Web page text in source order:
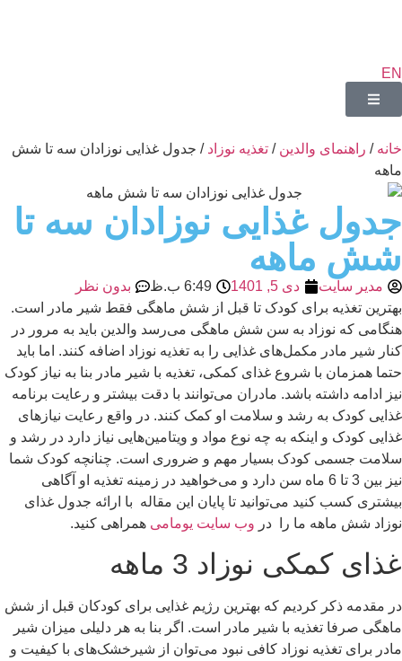
EN
خانه / راهنمای والدین / تغذیه نوزاد / جدول غذایی نوزادان سه تا شش
ماهه
جدول غذایی نوزادان سه تا
شش ماهه
مدیر سایت دی 5, 1401 6:49 ب.ظ
بدون نظر
بهترین تغذیه برای کودک تا قبل از شش ماهگی فقط شیر مادر است.
هنگامی که نوزاد به سن شش ماهگی می‌رسد والدین باید به مرور در
کنار شیر مادر مکمل‌های غذایی را به تغذیه نوزاد اضافه کنند. اما باید
حتما همزمان با شروع غذای کمکی، تغذیه با شیر مادر بنا به نیاز کودک
نیز ادامه داشته باشد. مادران می‌توانند با دقت بیشتر و رعایت برنامه
غذایی کودک به رشد و سلامت او کمک کنند. در واقع رعایت نیازهای
غذایی کودک و اینکه به چه نوع مواد و ویتامین‌هایی نیاز دارد در رشد و
سلامت جسمی کودک بسیار مهم و ضروری است. چنانچه کودک شما
نیز بین 3 تا 6 ماه سن دارد و می‌خواهید در زمینه تغذیه او آگاهی
بیشتری کسب کنید می‌توانید تا پایان این مقاله با ارائه جدول غذای
نوزاد شش ماهه ما را در وب سایت یومامی همراهی کنید.
غذای کمکی نوزاد 3 ماهه
در مقدمه ذکر کردیم که بهترین رژیم غذایی برای کودکان قبل از شش
ماهگی صرفا تغذیه با شیر مادر است. اگر بنا به هر دلیلی میزان شیر
مادر برای تغذیه نوزاد کافی نبود می‌توان از شیرخشک‌های با کیفیت و